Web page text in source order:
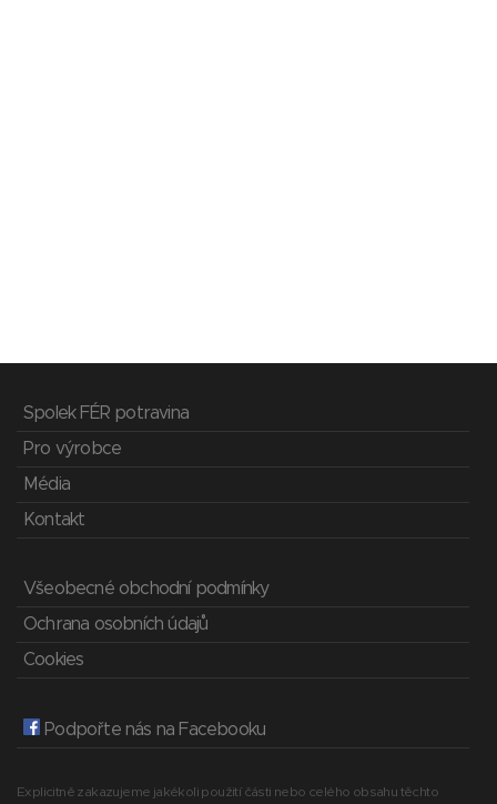
Spolek FÉR potravina
Pro výrobce
Média
Kontakt
Všeobecné obchodní podmínky
Ochrana osobních údajů
Cookies
Podpořte nás na Facebooku
Explicitně zakazujeme jakékoli použití části nebo celého obsahu těchto